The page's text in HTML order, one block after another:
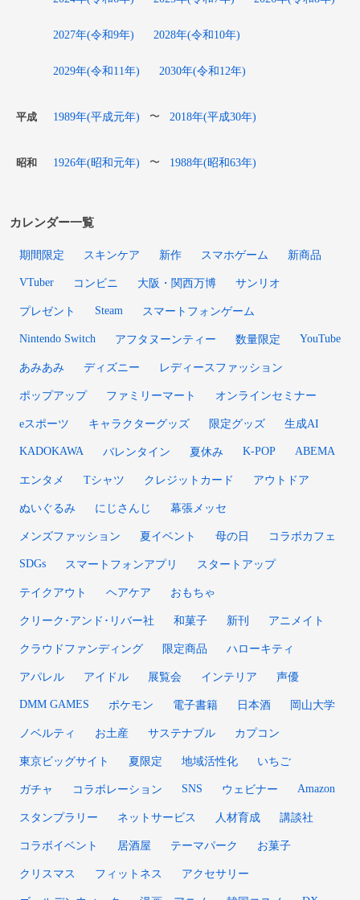
2027年(令和9年) 2028年(令和10年)
2029年(令和11年) 2030年(令和12年)
平成 1989年(平成元年) 〜 2018年(平成30年)
昭和 1926年(昭和元年) 〜 1988年(昭和63年)
カレンダー一覧
期間限定 スキンケア 新作 スマホゲーム 新商品
VTuber コンビニ 大阪・関西万博 サンリオ
プレゼント Steam スマートフォンゲーム
Nintendo Switch アフタヌーンティー 数量限定 YouTube
あみあみ ディズニー レディースファッション
ポップアップ ファミリーマート オンラインセミナー
eスポーツ キャラクターグッズ 限定グッズ 生成AI
KADOKAWA バレンタイン 夏休み K-POP ABEMA
エンタメ Tシャツ クレジットカード アウトドア
ぬいぐるみ にじさんじ 幕張メッセ
メンズファッション 夏イベント 母の日 コラボカフェ
SDGs スマートフォンアプリ スタートアップ
テイクアウト ヘアケア おもちゃ
クリーク･アンド･リバー社 和菓子 新刊 アニメイト
クラウドファンディング 限定商品 ハローキティ
アパレル アイドル 展覧会 インテリア 声優
DMM GAMES ポケモン 電子書籍 日本酒 岡山大学
ノベルティ お土産 サステナブル カプコン
東京ビッグサイト 夏限定 地域活性化 いちご
ガチャ コラボレーション SNS ウェビナー Amazon
スタンプラリー ネットサービス 人材育成 講談社
コラボイベント 居酒屋 テーマパーク お菓子
クリスマス フィットネス アクセサリー